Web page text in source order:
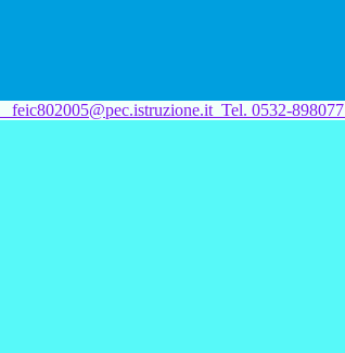
feic802005@pec.istruzione.it Tel. 0532-898077